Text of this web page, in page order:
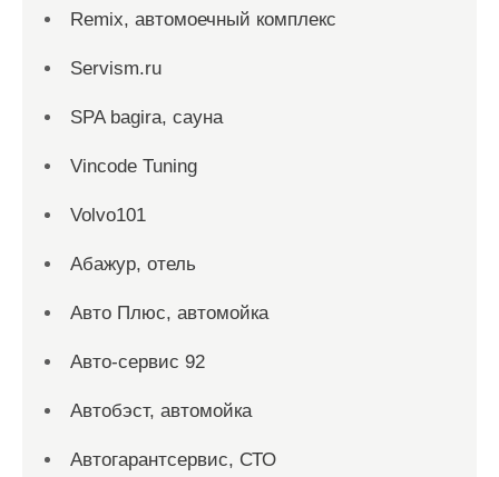
Remix, автомоечный комплекс
Servism.ru
SPA bagira, сауна
Vincode Tuning
Volvo101
Абажур, отель
Авто Плюс, автомойка
Авто-сервис 92
Автобэст, автомойка
Автогарантсервис, СТО